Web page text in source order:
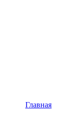
Главная